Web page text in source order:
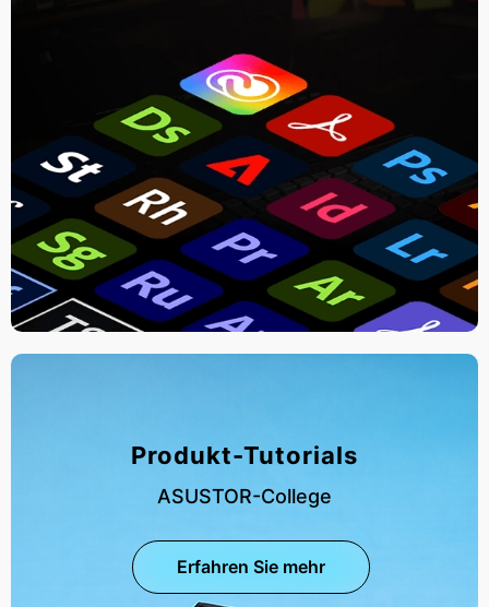
Produkt-Tutorials
ASUSTOR-College
Erfahren Sie mehr